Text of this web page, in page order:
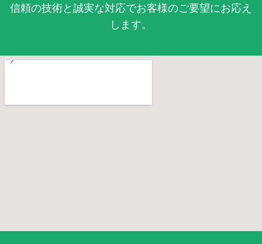
信頼の技術と誠実な対応でお客様のご要望にお応え
します。